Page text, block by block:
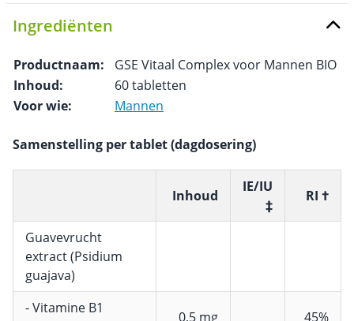
Ingrediënten
Productnaam:
GSE Vitaal Complex voor Mannen BIO
Inhoud:
60 tabletten
Voor wie:
Mannen
Samenstelling per tablet (dagdosering)
Inhoud
IE/IU
‡
RI †
Guavevrucht
extract (Psidium
guajava)
- Vitamine B1
0,5 mg 45%